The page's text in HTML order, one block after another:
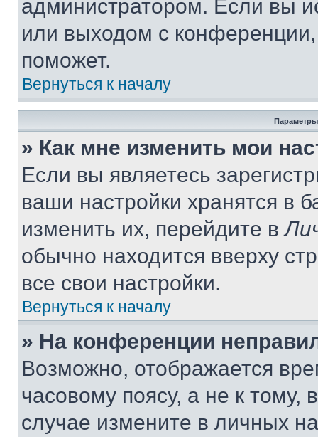
администратором. Если вы
или выходом с
поможет.
Вернуться к началу
Параметры
» Как мне изменить мои
Если вы являетесь
ваши настройки хранятся в
изменить их, перейдите в
обычно находится вверху
все свои настройки.
Вернуться к началу
» На конференции
Возможно, отображается
часовому поясу, а не к тому,
случае измените в личных